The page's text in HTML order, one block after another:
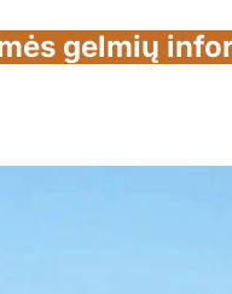
gelmių